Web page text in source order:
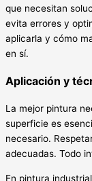
que necesitan
evita errores y
aplicarla y cómo
en sí.
Aplicación y
La mejor pintura
superficie es
necesario.
adecuadas. Todo
En pintura